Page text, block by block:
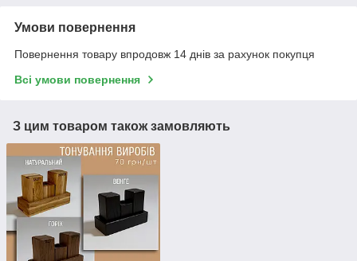
Умови повернення
Повернення товару впродовж 14 днів за рахунок покупця
Всі умови повернення
З цим товаром також замовляють